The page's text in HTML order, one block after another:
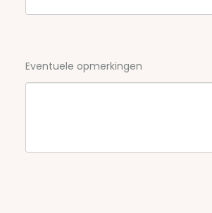
Eventuele opmerkingen